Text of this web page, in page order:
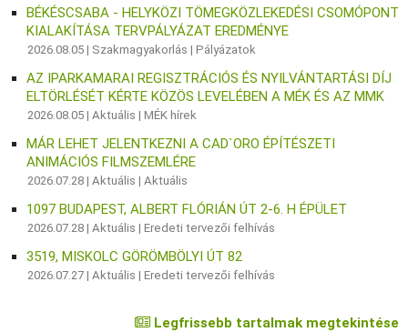
BÉKÉSCSABA - HELYKÖZI TÖMEGKÖZLEKEDÉSI CSOMÓPONT
KIALAKÍTÁSA TERVPÁLYÁZAT EREDMÉNYE
2026.08.05 | Szakmagyakorlás |Pályázatok
AZ IPARKAMARAI REGISZTRÁCIÓS ÉS NYILVÁNTARTÁSI DÍJ
ELTÖRLÉSÉT KÉRTE KÖZÖS LEVELÉBEN A MÉK ÉS AZ MMK
2026.08.05 |Aktuális |MÉK hírek
MÁR LEHET JELENTKEZNI A CAD`ORO ÉPÍTÉSZETI
ANIMÁCIÓS FILMSZEMLÉRE
2026.07.28 |Aktuális |Aktuális
1097 BUDAPEST, ALBERT FLÓRIÁN ÚT 2-6. H ÉPÜLET
2026.07.28 |Aktuális |Eredeti tervezői felhívás
3519, MISKOLC GÖRÖMBÖLYI ÚT 82
2026.07.27 |Aktuális |Eredeti tervezői felhívás
Legfrissebb tartalmak megtekintése